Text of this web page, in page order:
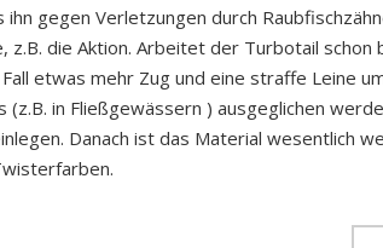
gegen Verletzungen durch
z.B. die Aktion. Arbeitet der Turbotail
etwas mehr Zug und eine straffe Leine
in Fließgewässern ) ausgeglichen
Danach ist das Material wesentlich